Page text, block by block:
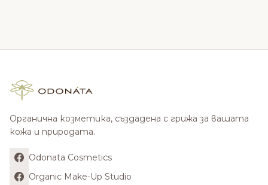
Органична козметика, създадена с грижа за вашата
кожа и природата.
Odonata Cosmetics
Organic Make-Up Studio